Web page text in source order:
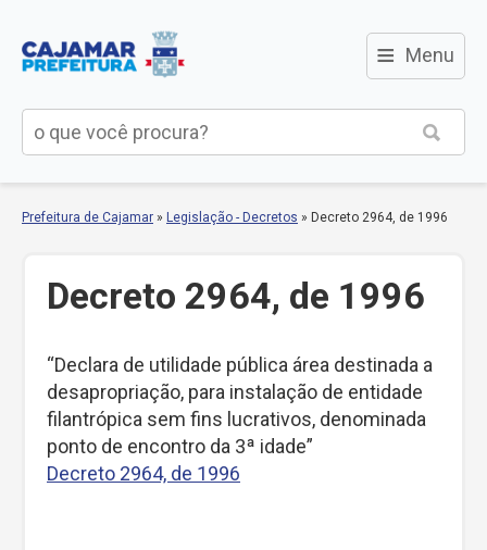
≡ Menu
Prefeitura de Cajamar » Legislação - Decretos » Decreto 2964, de 1996
Decreto 2964, de 1996
“Declara de utilidade pública área destinada a
desapropriação, para instalação de entidade
filantrópica sem fins lucrativos, denominada
ponto de encontro da 3ª idade”
Decreto 2964, de 1996